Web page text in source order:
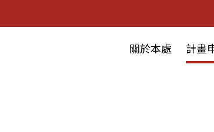
關於本處 計畫